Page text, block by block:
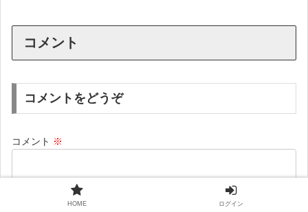
コメント
コメントをどうぞ
コメント ※
HOME ログイン